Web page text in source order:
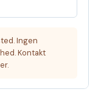
Ingen
Kontakt